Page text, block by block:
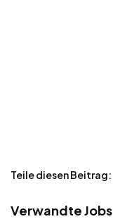
Teile diesen Beitrag:
Verwandte Jobs